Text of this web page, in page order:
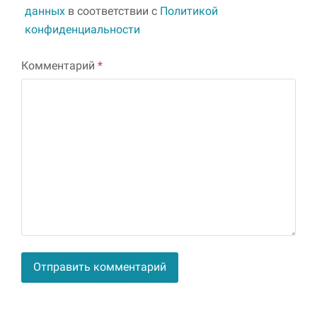
данных в соответствии с Политикой
конфиденциальности
Комментарий *